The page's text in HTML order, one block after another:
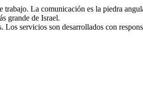
La comunicación es la piedra
grande de Israel.
servicios son desarrollados con